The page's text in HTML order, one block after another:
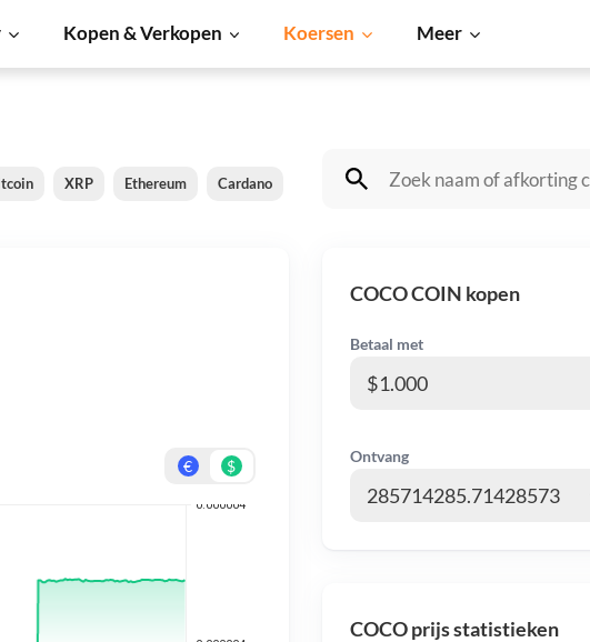
Kopen & Verkopen Koersen Meer
XRP Ethereum Cardano Shiba Inu Dogecoin Solana BNB
€ $
COCO COIN kopen
Betaal met
Ontvang
COCO prijs statistieken